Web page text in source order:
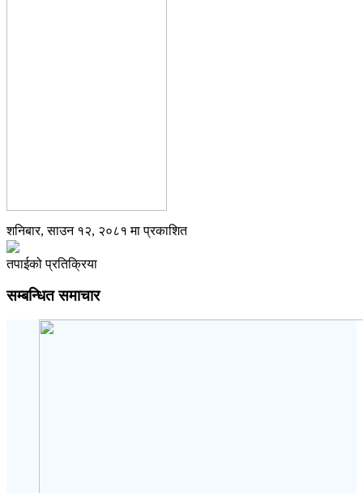
शनिबार, साउन १२, २०८१ मा प्रकाशित
तपाईको प्रतिक्रिया
सम्बन्धित समाचार